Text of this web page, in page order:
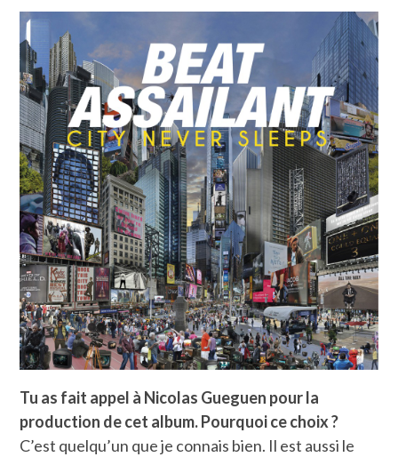
Tu as fait appel à Nicolas Gueguen pour la
production de cet album. Pourquoi ce choix ?
C’est quelqu’un que je connais bien. Il est aussi le